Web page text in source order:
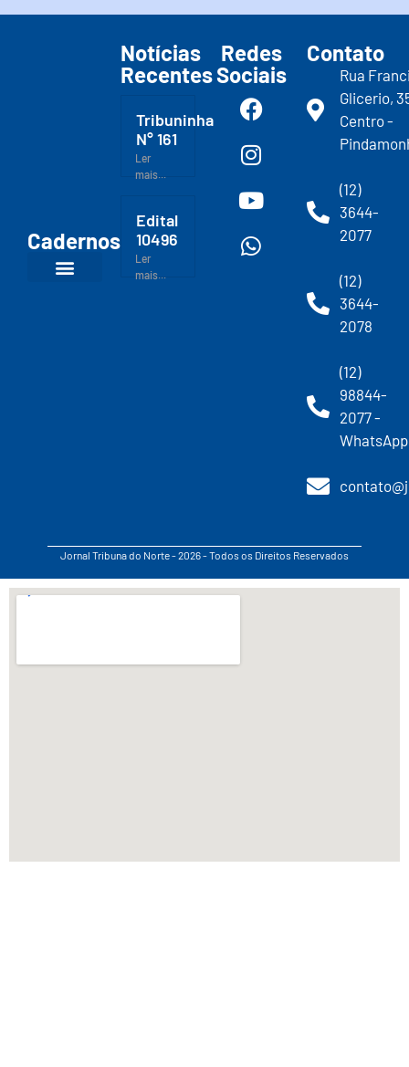
Cadernos
Notícias
Recentes
Tribuninha
N° 161
Ler
mais...
Edital
10496
Ler
mais...
Redes
Sociais
Contato
Rua
Glicerio,
Centro -
(12)
3644-
2077
(12)
3644-
2078
(12)
98844-
2077 -
WhatsApp
Jornal Tribuna do Norte - 2026 - Todos os Direitos Reservados